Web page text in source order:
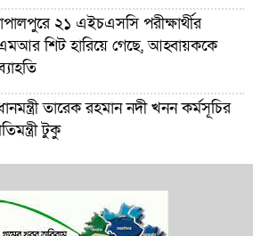
২১ এইচএসসি পরীক্ষার্থীর
শিট হারিয়ে গেছে, আহ্বায়ককে
তারেক রহমান নদী খনন কর্মসূচির
টুকু
শিক্ষার্থীদের শিক্ষা উপকরণ
সংবর্ধনা